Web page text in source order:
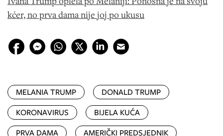
kćer, no prva dama nije joj po ukusu
MELANIA TRUMP
DONALD TRUMP
KORONAVIRUS
BIJELA KUĆA
PRVA DAMA
AMERIČKI PREDSJEDNIK